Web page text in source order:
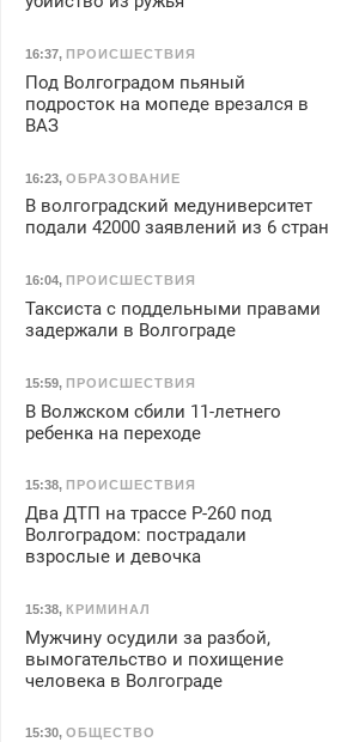
16:37, ПРОИСШЕСТВИЯ
Под Волгоградом пьяный
подросток на мопеде врезался в
ВАЗ
16:23, ОБРАЗОВАНИЕ
В волгоградский медуниверситет
подали 42000 заявлений из 6 стран
16:04, ПРОИСШЕСТВИЯ
Таксиста с поддельными правами
задержали в Волгограде
15:59, ПРОИСШЕСТВИЯ
В Волжском сбили 11-летнего
ребенка на переходе
15:38, ПРОИСШЕСТВИЯ
Два ДТП на трассе Р-260 под
Волгоградом: пострадали
взрослые и девочка
15:38, КРИМИНАЛ
Мужчину осудили за разбой,
вымогательство и похищение
человека в Волгограде
15:30, ОБЩЕСТВО